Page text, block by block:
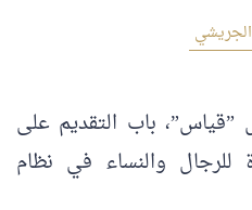
”قياس”، باب التقديم على
والنساء في نظام